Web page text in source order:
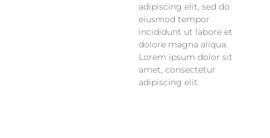
adipiscing elit, sed do
eiusmod tempor
incididunt ut labore et
dolore magna aliqua.
Lorem ipsum dolor sit
amet, consectetur
adipiscing elit.